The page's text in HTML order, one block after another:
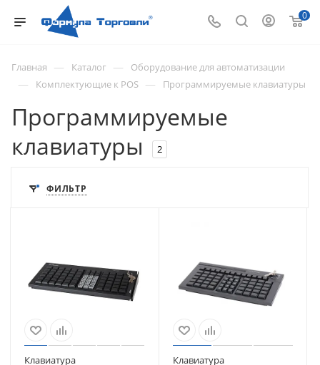
0
Главная — Каталог — Оборудование для автоматизации
— Комплектующие к POS — Программируемые клавиатуры
Программируемые
клавиатуры
2
ФИЛЬТР
Клавиатура
Клавиатура